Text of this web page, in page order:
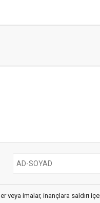
veya imalar, inançlara saldırı